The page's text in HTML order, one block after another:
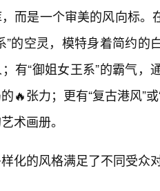
而是一个审美的风向标
”的空灵，模特身着简约
有“御姐女王系”的霸气
🔥张力；更有“复古港风”
术画册。
化的风格满足了不同受众